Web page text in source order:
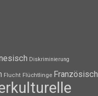
Diskriminierung
Flucht Flüchtlinge Französisch